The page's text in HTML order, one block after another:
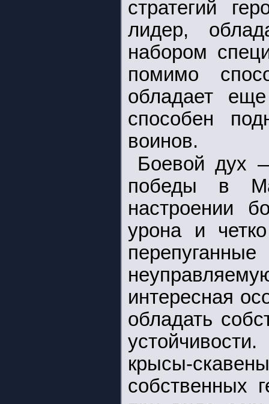
стратегий
лидер,
набором
помимо
обладает
способен
воинов.
Боевой дух
победы в
настроении
урона и
интересная
обладать
крысы-
собственных